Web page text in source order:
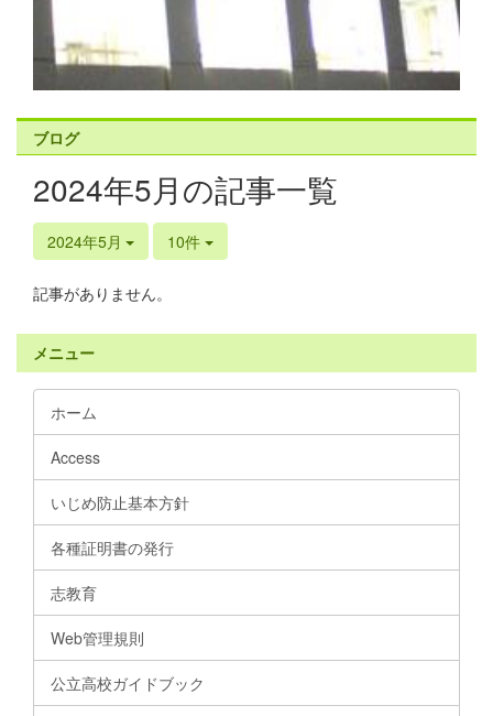
ブログ
2024年5月の記事一覧
2024年5月 10件
記事がありません。
メニュー
ホーム
Access
いじめ防止基本方針
各種証明書の発行
志教育
Web管理規則
公立高校ガイドブック